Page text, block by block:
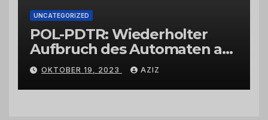
UNCATEGORIZED
POL-PDTR: Wiederholter
Aufbruch des Automaten am
Wohnmobilstellplatz in
Hermeskeil am Labachweg
OKTOBER 19, 2023 AZIZ